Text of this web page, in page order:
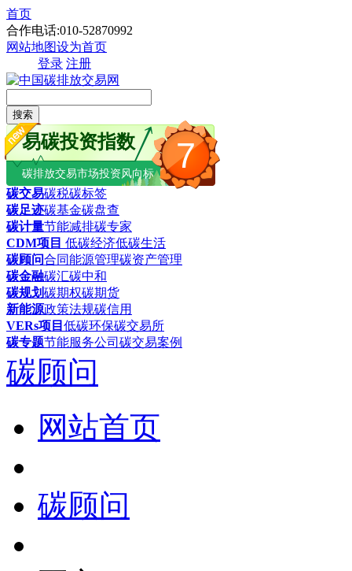
首页
合作电话:010-52870992
网站地图设为首页
登录 注册
搜索
7
易碳投资指数
碳排放交易市场投资风向标
碳交易碳税碳标签
碳足迹碳基金碳盘查
碳计量节能减排碳专家
CDM项目 低碳经济低碳生活
碳顾问合同能源管理碳资产管理
碳金融碳汇碳中和
碳规划碳期权碳期货
新能源政策法规碳信用
VERs项目 低碳环保碳交易所
碳专题节能服务公司 碳交易案例
碳顾问
网站首页
碳顾问